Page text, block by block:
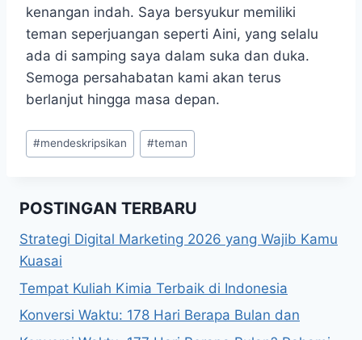
kenangan indah. Saya bersyukur memiliki
teman seperjuangan seperti Aini, yang selalu
ada di samping saya dalam suka dan duka.
Semoga persahabatan kami akan terus
berlanjut hingga masa depan.
Post
Tags:
#mendeskripsikan #teman
POSTINGAN TERBARU
Strategi Digital Marketing 2026 yang Wajib Kamu
Kuasai
Tempat Kuliah Kimia Terbaik di Indonesia
Konversi Waktu: 178 Hari Berapa Bulan dan